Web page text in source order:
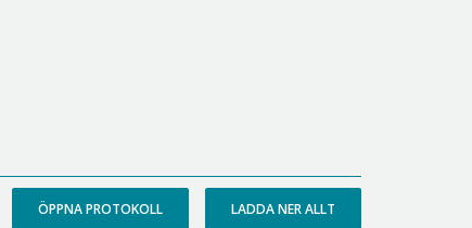
ÖPPNA PROTOKOLL LADDA NER ALLT